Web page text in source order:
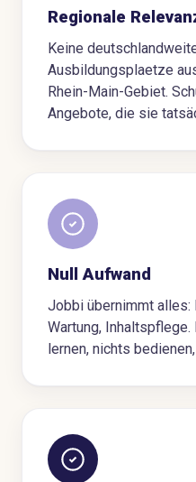
Regionale
Keine
Ausbildungsplaetze
Rhein-Main-Gebiet.
Angebote, die sie
Null Aufwand
Jobbi übernimmt alles:
Wartung,
lernen, nichts